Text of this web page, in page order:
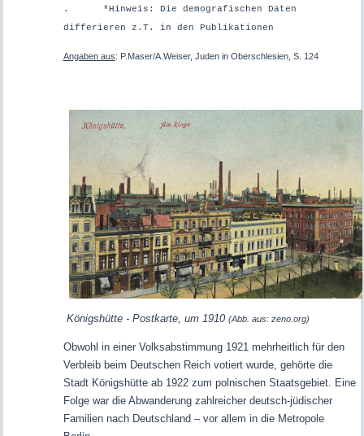
. *Hinweis: Die demografischen Daten
differieren z.T. in den Publikationen
Angaben aus: P.Maser/A.Weiser, Juden in Oberschlesien, S. 124
Königshütte - Postkarte, um 1910 (Abb. aus: zeno.org)
Obwohl in einer Volksabstimmung 1921 mehrheitlich für den
Verbleib beim Deutschen Reich votiert wurde, gehörte die
Stadt Königshütte ab 1922 zum polnischen Staatsgebiet. Eine
Folge war die Abwanderung zahlreicher deutsch-jüdischer
Familien nach Deutschland – vor allem in die Metropole